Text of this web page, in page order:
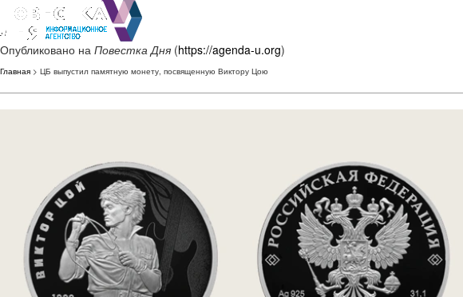
Опубликовано на Повестка Дня (https://agenda-u.org)
Главная > ЦБ выпустил памятную монету, посвященную Виктору Цою